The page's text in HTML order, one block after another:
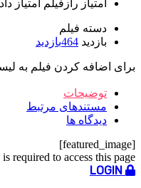
امتیاز رازفیلم امتیاز
دسته فیلم
بازدید 464بازدید
برای اضافه کردن فیلم به
توضیحات
مستندهای مرتبط
دیدگاه ها
[featured_image]
required to access this page